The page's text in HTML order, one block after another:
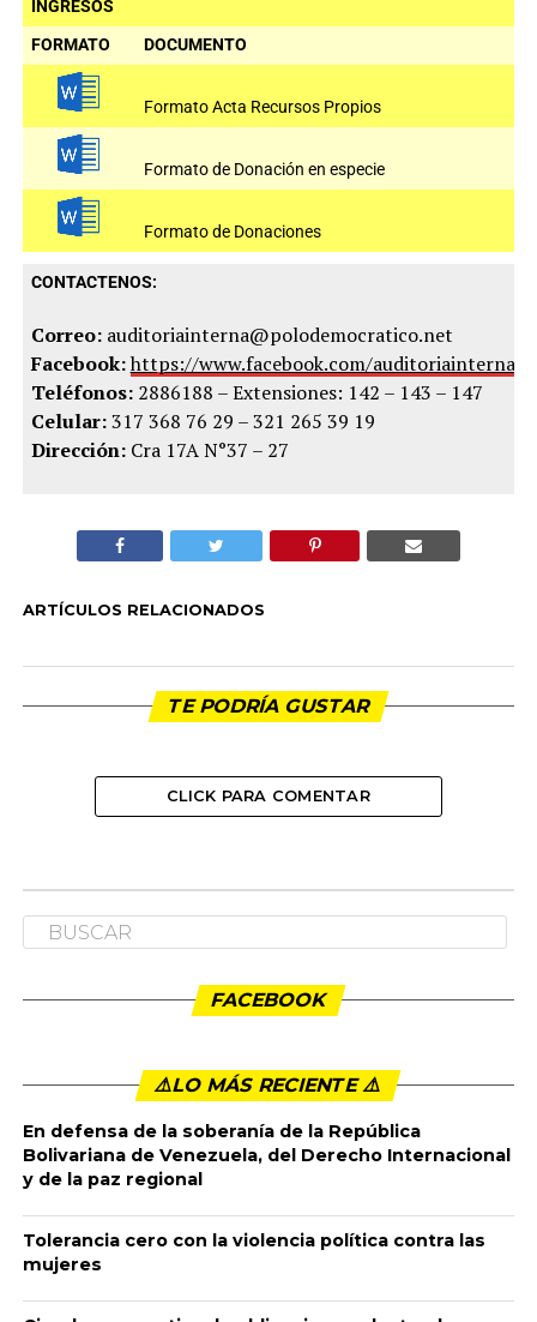
INGRESOS
FORMATO
DOCUMENTO
Formato Acta Recursos Propios
Formato de Donación en especie
Formato de Donaciones
CONTACTENOS:
Correo:auditoriainterna@polodemocratico.net
Facebook: https://www.facebook.com/
Teléfonos:2886188 – Extensiones: 142 – 143 – 147
Celular:317 368 76 29 – 321 265 39 19
Dirección:Cra 17A N°37 – 27
ARTÍCULOS RELACIONADOS
TE PODRÍA GUSTAR
CLICK PARA COMENTAR
FACEBOOK
⚠️LO MÁS RECIENTE ⚠️️
En defensa de la soberanía de la República
Bolivariana de Venezuela, del Derecho Internacional
y de la paz regional
Tolerancia cero con la violencia política contra las
mujeres